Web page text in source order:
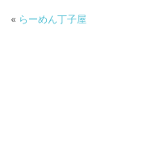
« らーめん丁子屋